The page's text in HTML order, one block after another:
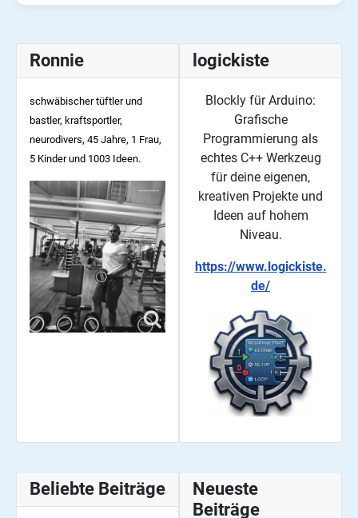
Ronnie
schwäbischer tüftler und
bastler, kraftsportler,
neurodivers, 45 Jahre, 1 Frau,
5 Kinder und 1003 Ideen.
logickiste
Blockly für Arduino:
Grafische
Programmierung als
echtes C++ Werkzeug
für deine eigenen,
kreativen Projekte und
Ideen auf hohem
Niveau.
https://www.logickiste.
de/
Beliebte Beiträge
Neueste
Beiträge